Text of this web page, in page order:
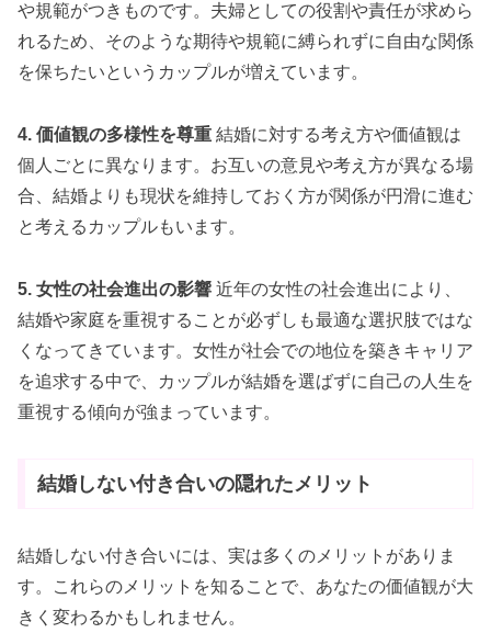
や規範がつきものです。夫婦としての役割や責任が求めら
れるため、そのような期待や規範に縛られずに自由な関係
を保ちたいというカップルが増えています。
4. 価値観の多様性を尊重 結婚に対する考え方や価値観は
個人ごとに異なります。お互いの意見や考え方が異なる場
合、結婚よりも現状を維持しておく方が関係が円滑に進む
と考えるカップルもいます。
5. 女性の社会進出の影響 近年の女性の社会進出により、
結婚や家庭を重視することが必ずしも最適な選択肢ではな
くなってきています。女性が社会での地位を築きキャリア
を追求する中で、カップルが結婚を選ばずに自己の人生を
重視する傾向が強まっています。
結婚しない付き合いの隠れたメリット
結婚しない付き合いには、実は多くのメリットがありま
す。これらのメリットを知ることで、あなたの価値観が大
きく変わるかもしれません。